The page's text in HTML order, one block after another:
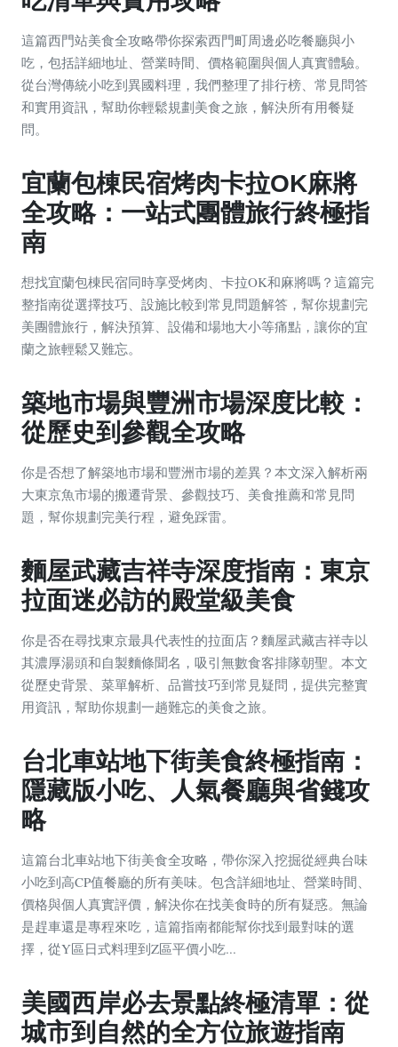
這篇西門站美食全攻略帶你探索西門町周邊必吃餐廳與小
吃，包括詳細地址、營業時間、價格範圍與個人真實體驗。
從台灣傳統小吃到異國料理，我們整理了排行榜、常見問答
和實用資訊，幫助你輕鬆規劃美食之旅，解決所有用餐疑
問。
宜蘭包棟民宿烤肉卡拉OK麻將
全攻略：一站式團體旅行終極指
南
想找宜蘭包棟民宿同時享受烤肉、卡拉OK和麻將嗎？這篇完
整指南從選擇技巧、設施比較到常見問題解答，幫你規劃完
美團體旅行，解決預算、設備和場地大小等痛點，讓你的宜
蘭之旅輕鬆又難忘。
築地市場與豐洲市場深度比較：
從歷史到參觀全攻略
你是否想了解築地市場和豐洲市場的差異？本文深入解析兩
大東京魚市場的搬遷背景、參觀技巧、美食推薦和常見問
題，幫你規劃完美行程，避免踩雷。
麵屋武藏吉祥寺深度指南：東京
拉面迷必訪的殿堂級美食
你是否在尋找東京最具代表性的拉面店？麵屋武藏吉祥寺以
其濃厚湯頭和自製麵條聞名，吸引無數食客排隊朝聖。本文
從歷史背景、菜單解析、品嘗技巧到常見疑問，提供完整實
用資訊，幫助你規劃一趟難忘的美食之旅。
台北車站地下街美食終極指南：
隱藏版小吃、人氣餐廳與省錢攻
略
這篇台北車站地下街美食全攻略，帶你深入挖掘從經典台味
小吃到高CP值餐廳的所有美味。包含詳細地址、營業時間、
價格與個人真實評價，解決你在找美食時的所有疑惑。無論
是趕車還是專程來吃，這篇指南都能幫你找到最對味的選
擇，從Y區日式料理到Z區平價小吃...
美國西岸必去景點終極清單：從
城市到自然的全方位旅遊指南